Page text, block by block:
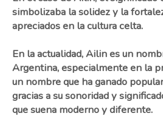
simbolizaba la solidez y la
apreciados en la cultura celta.
En la actualidad, Ailin es un
Argentina, especialmente en la
un nombre que ha ganado
gracias a su sonoridad y
que suena moderno y diferente.